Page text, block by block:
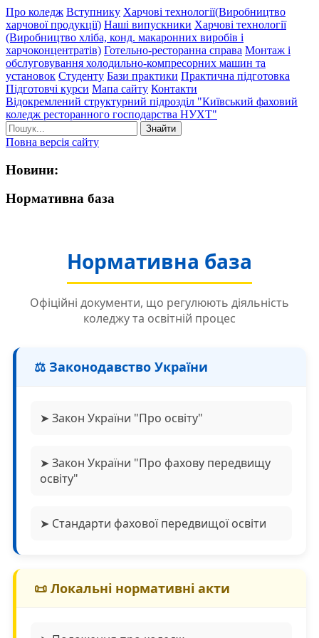
Про коледж Вступнику Харчові технології(Виробництво
харчової продукції) Наші випускники Харчові технології
(Виробництво хліба, конд. макаронних виробів і
харчоконцентратів) Готельно-ресторанна справа Монтаж і
обслуговування холодильно-компресорних машин та
установок Студенту Бази практики Практична підготовка
Підготовчі курси Мапа сайту Контакти
Відокремлений структурний підрозділ "Київський фаховий
коледж ресторанного господарства НУХТ"
Знайти
Повна версія сайту
Новини:
Нормативна база
Нормативна база
Офіційні документи, що регулюють діяльність
коледжу та освітній процес
⚖️ Законодавство України
➤ Закон України "Про освіту"
➤ Закон України "Про фахову передвищу
освіту"
➤ Стандарти фахової передвищої освіти
📜 Локальні нормативні акти